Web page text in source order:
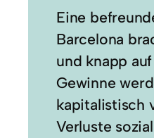
Eine
Barcelona
und knapp
Gewinne
kapitalistisch
Verluste